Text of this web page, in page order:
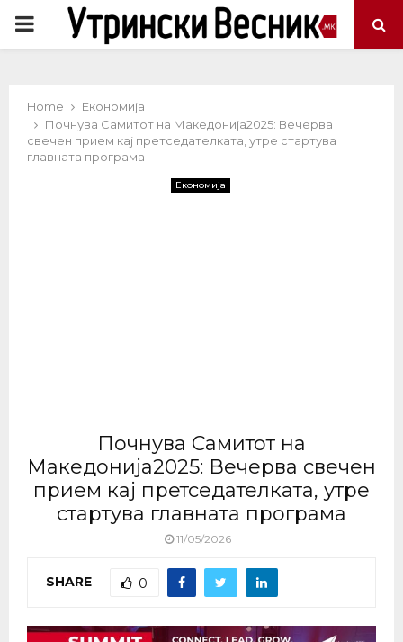
PRIMARY
Home
Економија
Почнува Самитот на Македонија2025: Вечерва
свечен прием кај претседателката, утре стартува
главната програма
Економија
Почнува Самитот на
Македонија2025: Вечерва свечен
прием кај претседателката, утре
стартува главната програма
11/05/2026
SHARE 0